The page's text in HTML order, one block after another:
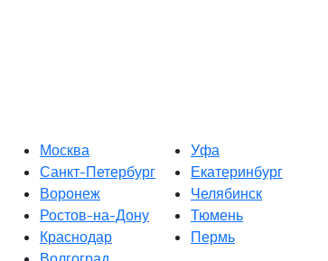
Москва
Санкт-Петербург
Воронеж
Ростов-на-Дону
Краснодар
Уфа
Екатеринбург
Челябинск
Тюмень
Пермь